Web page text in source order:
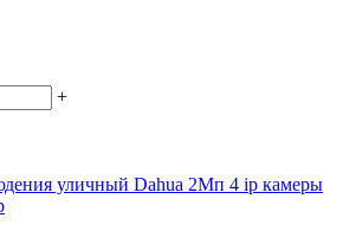
+
уличный Dahua 2Мп 4 ip камеры